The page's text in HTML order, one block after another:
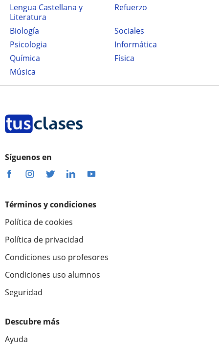
Lengua Castellana y
Literatura
Refuerzo
Biología
Sociales
Psicologia
Informática
Química
Física
Música
Síguenos en
Términos y condiciones
Política de cookies
Política de privacidad
Condiciones uso profesores
Condiciones uso alumnos
Seguridad
Descubre más
Ayuda